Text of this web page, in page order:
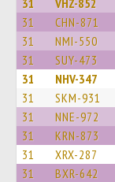
31 VHZ-852
31 CHN-871
31 NMI-550
31 SUY-473
31 NHV-347
31 SKM-931
31 NNE-972
31 KRN-873
31 XRX-287
31 BXR-642